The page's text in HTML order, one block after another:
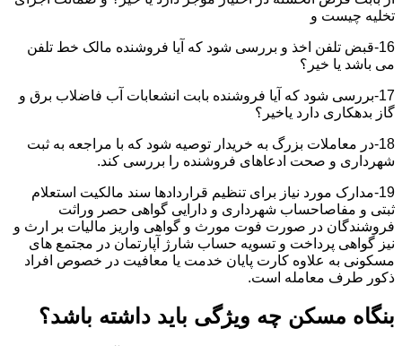
تخلیه چیست و
16-قبض تلفن اخذ و بررسی شود که آیا فروشنده مالک خط تلفن
می باشد یا خیر؟
17-بررسی شود که آیا فروشنده بابت انشعابات آب فاضلاب برق و
گاز بدهکاری دارد یاخیر؟
18-در معاملات بزرگ به خریدار توصیه شود که با مراجعه به ثبت
شهرداری و صحت ادعاهای فروشنده را بررسی کند.
19-مدارک مورد نیاز برای تنظیم قراردادها سند مالکیت استعلام
ثبتی و مفاصاحساب شهرداری و دارایی گواهی حصر وراثت
فروشندگان در صورت فوت مورث و گواهی واریز مالیات بر ارث و
نیز گواهی پرداخت و تسویه حساب شارژ آپارتمان در مجتمع های
مسکونی به علاوه کارت پایان خدمت یا معافیت در خصوص افراد
ذکور طرف معامله است.
بنگاه مسکن چه ویژگی باید داشته باشد؟